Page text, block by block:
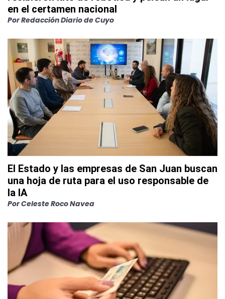
en el certamen nacional
PorRedacción Diario de Cuyo
El Estado y las empresas de San Juan buscan
una hoja de ruta para el uso responsable de
la IA
PorCeleste Roco Navea